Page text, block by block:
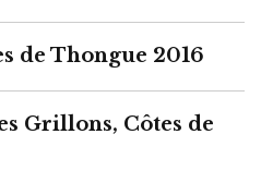
de Thongue 2016
Grillons, Côtes de